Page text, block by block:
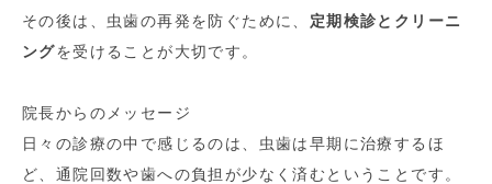
その後は、虫歯の再発を防ぐために、 定期検診とクリーニ
ングを受けることが大切です。
院長からのメッセージ
日々の診療の中で感じるのは、虫歯は早期に治療するほ
ど、通院回数や歯への負担が少なく済むということです。